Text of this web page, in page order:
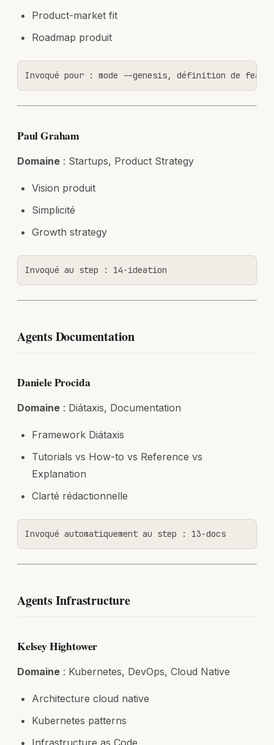
Product-market fit
Roadmap produit
Invoqué pour : mode --genesis, définition de
Paul Graham
Domaine : Startups, Product Strategy
Vision produit
Simplicité
Growth strategy
Invoqué au step : 14-ideation
Agents Documentation
Daniele Procida
Domaine : Diátaxis, Documentation
Framework Diátaxis
Tutorials vs How-to vs Reference vs
Explanation
Clarté rédactionnelle
Invoqué automatiquement au step : 13-docs
Agents Infrastructure
Kelsey Hightower
Domaine : Kubernetes, DevOps, Cloud Native
Architecture cloud native
Kubernetes patterns
Infrastructure as Code